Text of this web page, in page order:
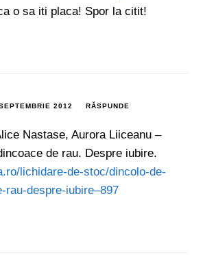
o sa iti placa! Spor la citit!
2012 RĂSPUNDE
Nastase, Aurora Liiceanu –
de rau. Despre iubire.
lichidare-de-stoc/dincolo-de-
rau-despre-iubire–897